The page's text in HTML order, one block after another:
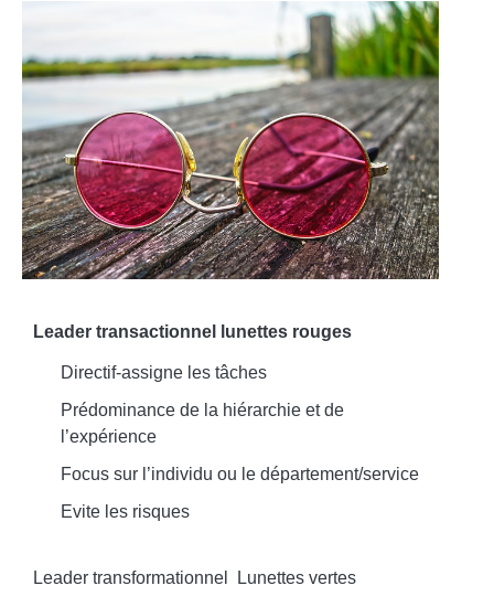
Leader transactionnel lunettes rouges
Directif-assigne les tâches
Prédominance de la hiérarchie et de
l’expérience
Focus sur l’individu ou le département/service
Evite les risques
Leader transformationnel Lunettes vertes